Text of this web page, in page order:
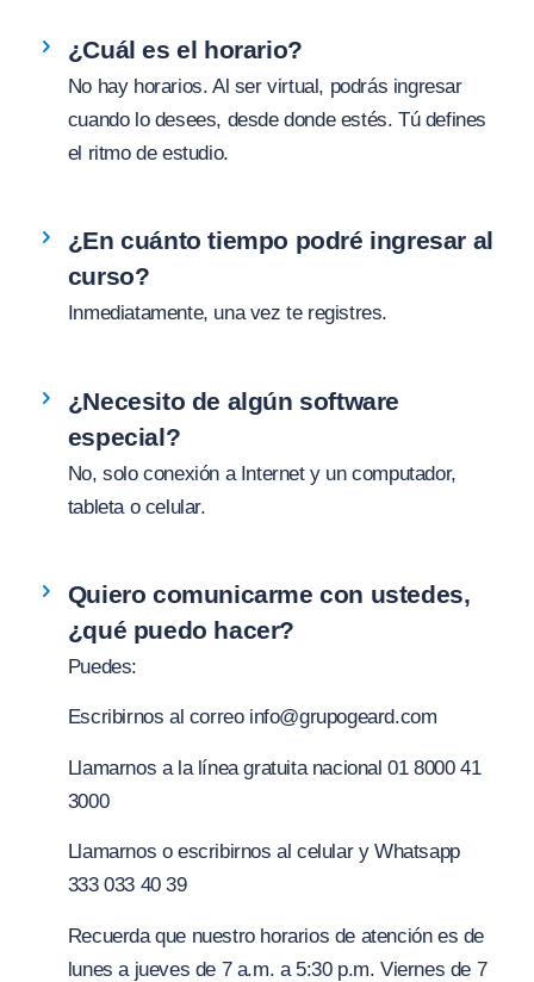
¿Cuál es el horario?
No hay horarios. Al ser virtual, podrás ingresar
cuando lo desees, desde donde estés. Tú defines
el ritmo de estudio.
¿En cuánto tiempo podré ingresar al
curso?
Inmediatamente, una vez te registres.
¿Necesito de algún software
especial?
No, solo conexión a Internet y un computador,
tableta o celular.
Quiero comunicarme con ustedes,
¿qué puedo hacer?
Puedes:
Escribirnos al correo info@grupogeard.com
Llamarnos a la línea gratuita nacional 01 8000 41
3000
Llamarnos o escribirnos al celular y Whatsapp
333 033 40 39
Recuerda que nuestro horarios de atención es de
lunes a jueves de 7 a.m. a 5:30 p.m. Viernes de 7